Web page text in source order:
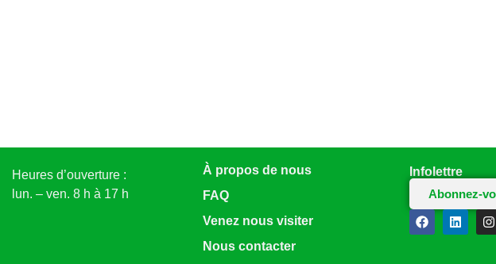
Heures d’ouverture :
lun. – ven. 8 h à 17 h
À propos de nous
FAQ
Venez nous visiter
Nous contacter
Infolettre
Abonnez-